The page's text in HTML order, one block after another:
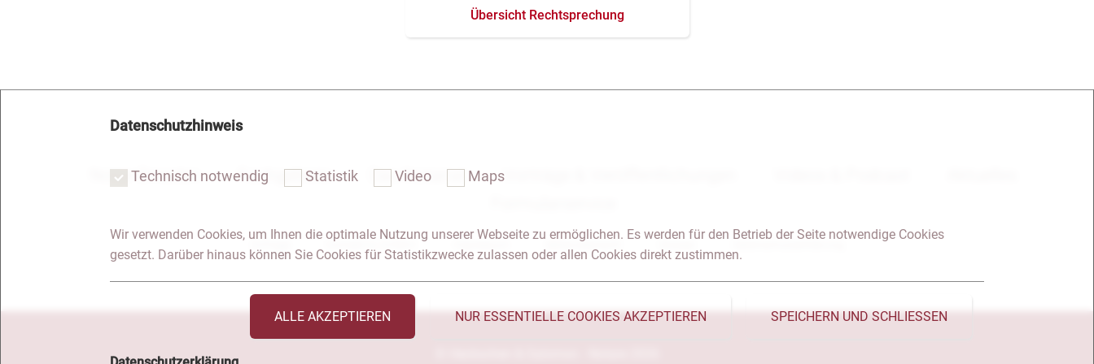
Übersicht Rechtsprechung
Notar Dresden Fachgebiete Das Notariat Vorträge & Veröffentlichungen
Kontakt & Anfahrt Seitenübersicht
Datenschutzhinweis
Technisch notwendig Statistik Video Maps
Wir verwenden Cookies, um Ihnen die optimale Nutzung unserer Webseite zu ermöglichen. Es werden für den Betrieb der Seite notwendige Cookies
gesetzt. Darüber hinaus können Sie Cookies für Statistikzwecke zulassen oder allen Cookies direkt zustimmen.
ALLE AKZEPTIEREN NUR ESSENTIELLE COOKIES AKZEPTIEREN SPEICHERN UND SCHLIESSEN